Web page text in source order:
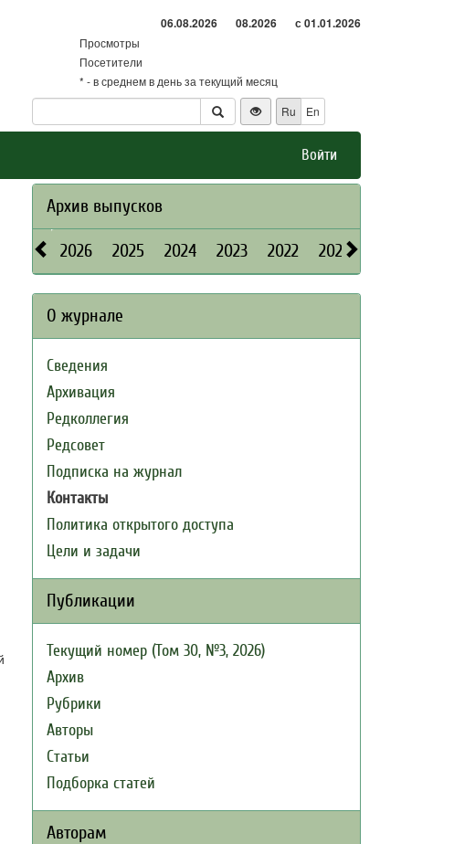
06.08.2026 08.2026 с 01.01.2026
Просмотры
Посетители
* - в среднем в день за текущий месяц
Ru
En
Войти
Архив выпусков
2026 2025 2024 2023 2022 2021
О журнале
Сведения
Архивация
Редколлегия
Редсовет
Подписка на журнал
Контакты
Политика открытого доступа
Цели и задачи
Публикации
Текущий номер (Том 30, №3, 2026)
Архив
Рубрики
Авторы
Статьи
Подборка статей
Авторам